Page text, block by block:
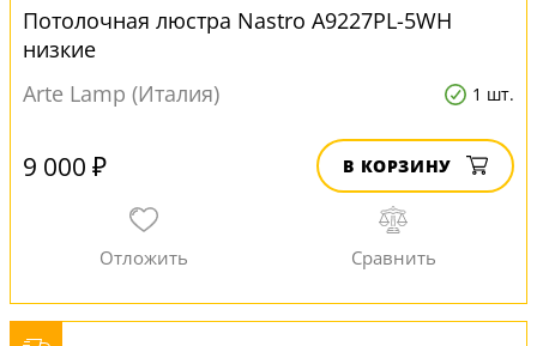
Потолочная люстра Nastro A9227PL-5WH
низкие
Arte Lamp (Италия)
1 шт.
9 000 ₽ В КОРЗИНУ